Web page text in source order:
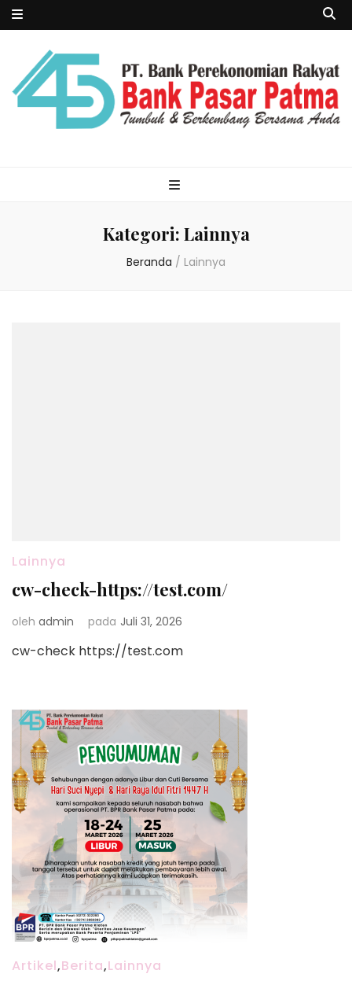
Kategori: Lainnya
Beranda / Lainnya
Lainnya
cw-check-https://test.com/
oleh admin pada Juli 31, 2026
cw-check https://test.com
Artikel,Berita,Lainnya